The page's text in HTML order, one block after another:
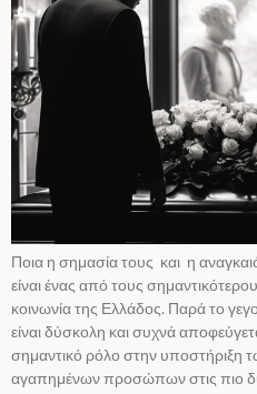
Ποια η σημασία τους και η
είναι ένας από τους
κοινωνία της Ελλάδος. Παρά το
είναι δύσκολη και συχνά
σημαντικό ρόλο στην υποστήριξη
αγαπημένων προσώπων στις πιο